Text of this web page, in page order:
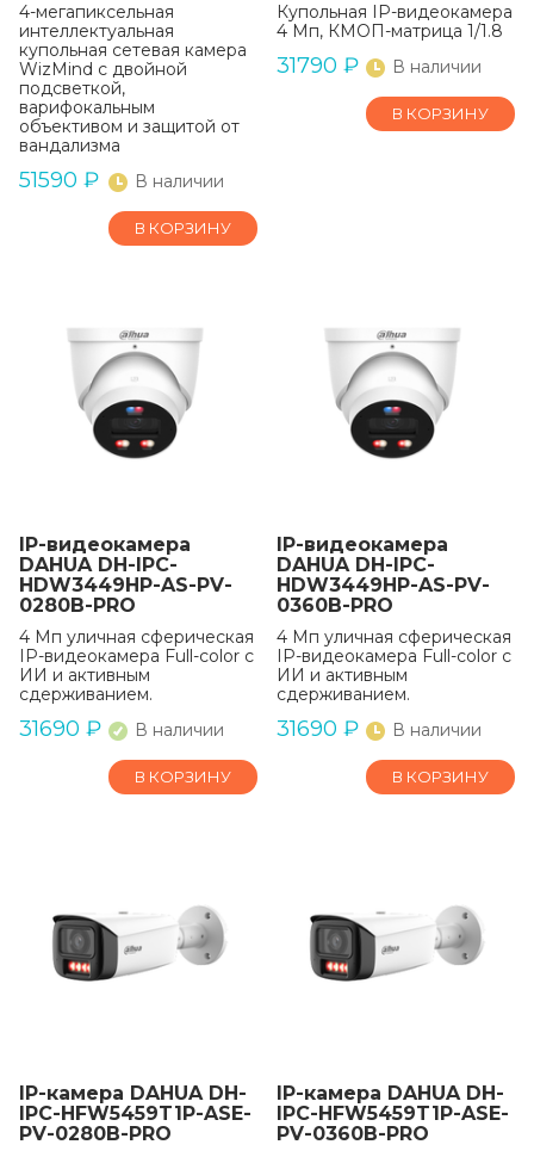
4-мегапиксельная
интеллектуальная
купольная сетевая камера
WizMind с двойной
подсветкой,
варифокальным
объективом и защитой от
вандализма
51590 ₽ В наличии
В КОРЗИНУ
Купольная IP-видеокамера
4 Мп, КМОП-матрица 1/1.8
31790 ₽ В наличии
В КОРЗИНУ
IP-видеокамера
DAHUA DH-IPC-
HDW3449HP-AS-PV-
0280B-PRO
4 Mп уличная сферическая
IP-видеокамера Full-color с
ИИ и активным
сдерживанием.
31690 ₽ В наличии
В КОРЗИНУ
IP-видеокамера
DAHUA DH-IPC-
HDW3449HP-AS-PV-
0360B-PRO
4 Mп уличная сферическая
IP-видеокамера Full-color с
ИИ и активным
сдерживанием.
31690 ₽ В наличии
В КОРЗИНУ
IP-камера DAHUA DH-
IPC-HFW5459T1P-ASE-
PV-0280B-PRO
IP-камера DAHUA DH-
IPC-HFW5459T1P-ASE-
PV-0360B-PRO